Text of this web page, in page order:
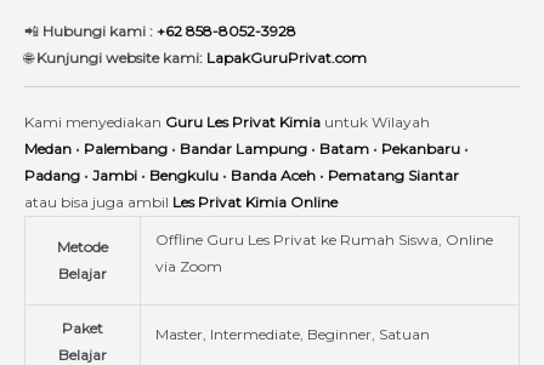
📲 Hubungi kami : +62 858-8052-3928
🌐Kunjungi website kami: LapakGuruPrivat.com
Kami menyediakan Guru Les Privat Kimia untuk Wilayah
Medan • Palembang • Bandar Lampung • Batam • Pekanbaru •
Padang • Jambi • Bengkulu • Banda Aceh • Pematang Siantar
atau bisa juga ambil Les Privat Kimia Online
Metode
Belajar
Offline Guru Les Privat ke Rumah Siswa, Online
via Zoom
Paket
Belajar
Master, Intermediate, Beginner, Satuan